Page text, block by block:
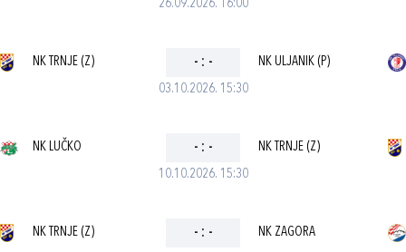
26.09.2026. 16:00
03.10.2026. 15:30
NK TRNJE (Z) - : - NK ULJANIK (P)
10.10.2026. 15:30
NK LUČKO - : - NK TRNJE (Z)
NK TRNJE (Z) - : - NK ZAGORA